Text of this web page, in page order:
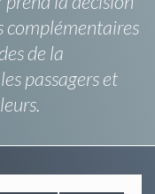
complémentaires
de la
passagers et